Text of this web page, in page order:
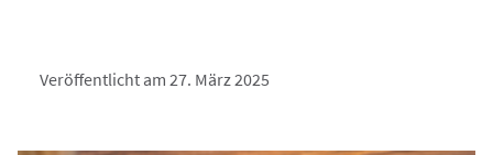
Veröffentlicht am 27. März 2025